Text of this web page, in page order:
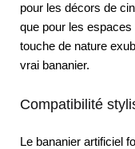
pour les décors de
que pour les
touche de nature
vrai bananier.
Compatibilité
Le bananier artificiel